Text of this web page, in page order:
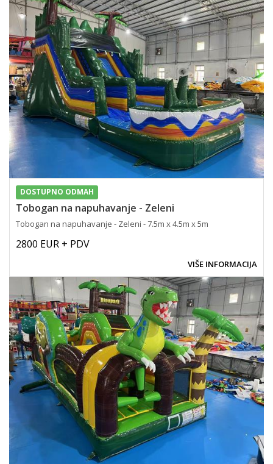
DOSTUPNO ODMAH
Tobogan na napuhavanje - Zeleni
Tobogan na napuhavanje - Zeleni - 7.5m x 4.5m x 5m
2800 EUR + PDV
VIŠE INFORMACIJA